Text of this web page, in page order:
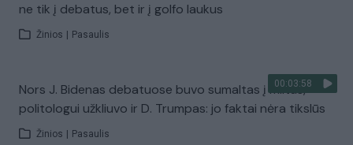
ne tik į debatus, bet ir į golfo laukus
Žinios Pasaulis
00:03:58
Nors J. Bidenas debatuose buvo sumaltas į miltus,
politologui užkliuvo ir D. Trumpas: jo faktai nėra tikslūs
Žinios Pasaulis